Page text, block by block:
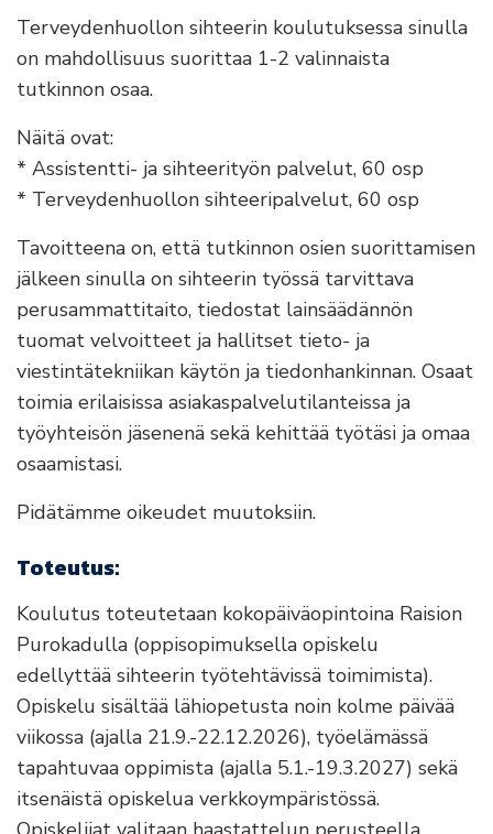
Terveydenhuollon sihteerin koulutuksessa sinulla
on mahdollisuus suorittaa 1-2 valinnaista
tutkinnon osaa.
Näitä ovat:
* Assistentti- ja sihteerityön palvelut, 60 osp
* Terveydenhuollon sihteeripalvelut, 60 osp
Tavoitteena on, että tutkinnon osien suorittamisen
jälkeen sinulla on sihteerin työssä tarvittava
perusammattitaito, tiedostat lainsäädännön
tuomat velvoitteet ja hallitset tieto- ja
viestintätekniikan käytön ja tiedonhankinnan. Osaat
toimia erilaisissa asiakaspalvelutilanteissa ja
työyhteisön jäsenenä sekä kehittää työtäsi ja omaa
osaamistasi.
Pidätämme oikeudet muutoksiin.
Toteutus:
Koulutus toteutetaan kokopäiväopintoina Raision
Purokadulla (oppisopimuksella opiskelu
edellyttää sihteerin työtehtävissä toimimista).
Opiskelu sisältää lähiopetusta noin kolme päivää
viikossa (ajalla 21.9.-22.12.2026), työelämässä
tapahtuvaa oppimista (ajalla 5.1.-19.3.2027) sekä
itsenäistä opiskelua verkkoympäristössä.